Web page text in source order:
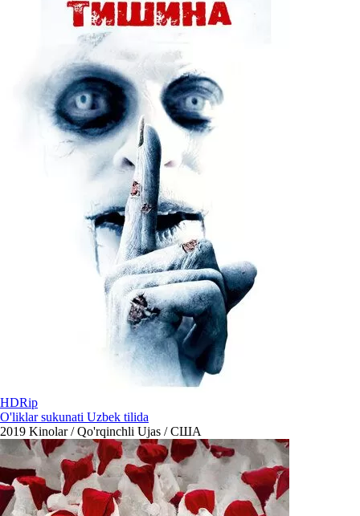
HDRip
O'liklar sukunati Uzbek tilida
2019 Kinolar / Qo'rqinchli Ujas / США